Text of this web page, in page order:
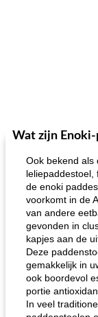
Wat zijn
Ook bekend als
leliepaddestoel,
de enoki
voorkomt in de
van andere
gevonden in
kapjes aan de
Deze
gemakkelijk in
ook boordevol
portie
In veel